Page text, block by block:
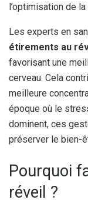
l’optimisation de
Les experts en
étirements au
favorisant une
cerveau. Cela
meilleure
époque où le
dominent, ces
préserver le bien-
Pourquoi
réveil ?